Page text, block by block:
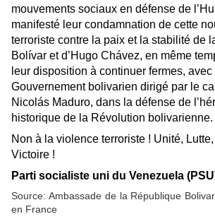
mouvements sociaux en défense de
manifesté leur condamnation de cette
terroriste contre la paix et la stabilité de
Bolívar et d’Hugo Chávez, en même
leur disposition à continuer fermes,
Gouvernement bolivarien dirigé par le
Nicolás Maduro, dans la défense de
historique de la Révolution bolivarienne.
Non à la violence terroriste ! Unité,
Victoire !
Parti socialiste uni du Venezuela
Source: Ambassade de la République
en France